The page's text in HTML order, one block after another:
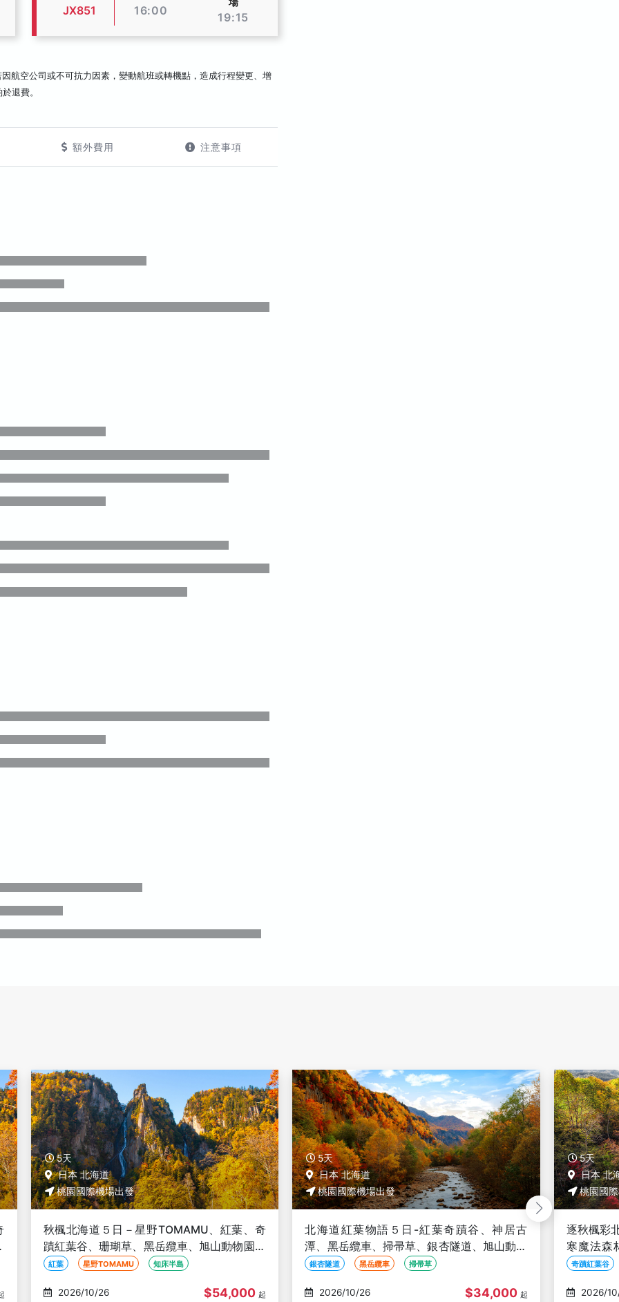
JX851 16:00 19:15
航空公司或不可抗力因素，變動航班或轉機點，造成行程變更、增
退費。
額外費用 注意事項
5天
日本 北海道
桃園國際機場出發
北海道紅葉物語５日-紅葉奇蹟谷、神居古
潭、黑岳纜車、掃帚草、銀杏隧道、旭山動物
園、福原山莊、十勝牧場、冰的美術館
銀杏隧道 黑岳纜車 掃帚草
2026/10/26 $34,000 起
5天
日本 北海道
桃園國際機場出發
逐秋楓彩北海道５日－紅葉、紅葉奇蹟谷、阿
寒魔法森林、獨木舟、岩內仙峽、ONNETO
湖、黑岳纜車、三國峠、豐平峽、螃蟹溫泉
奇蹟紅葉谷 獨木舟 阿寒魔法森林
2026/10/27 $51,000 起
5天
日本 北
桃園國
秋楓北海
蹟紅葉谷
知床遊覽
紅葉 星
2026/